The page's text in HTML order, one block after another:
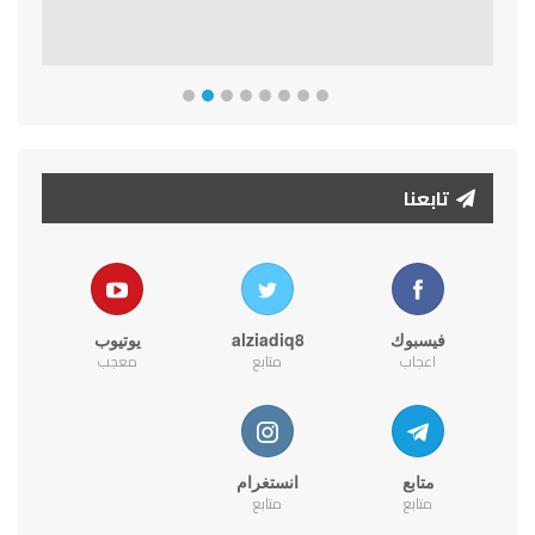
تابعنا
فيسبوك
اعجاب
alziadiq8
متابع
يوتيوب
معجب
متابع
متابع
انستغرام
متابع